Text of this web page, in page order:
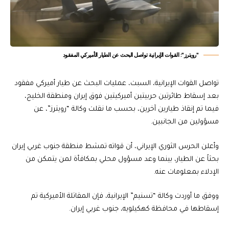
"رويترز": القوات الإيرانية تواصل البحث عن الطيار الأميركي المفقود
تواصل القوات الإيرانية، السبت، عمليات البحث عن طيار أميركي مفقود
بعد إسقاط طائرتين حربيتين أميركيتين فوق إيران ومنطقة الخليج،
فيما تم إنقاذ طيارين آخرين، بحسب ما نقلت وكالة “رويترز”، عن
مسؤولين من الجانبين.
وأعلن الحرس الثوري الإيراني، أن قواته تمشط منطقة جنوب غربي إيران
بحثاً عن الطيار، بينما وعد مسؤول محلي بمكافأة لمن يتمكن من
الإدلاء بمعلومات عنه.
ووفق ما أوردت وكالة “تسنيم” الإيرانية، فإن المقاتلة الأميركية تم
إسقاطها في محافظة كهكيلويه، جنوب غربي إيران.